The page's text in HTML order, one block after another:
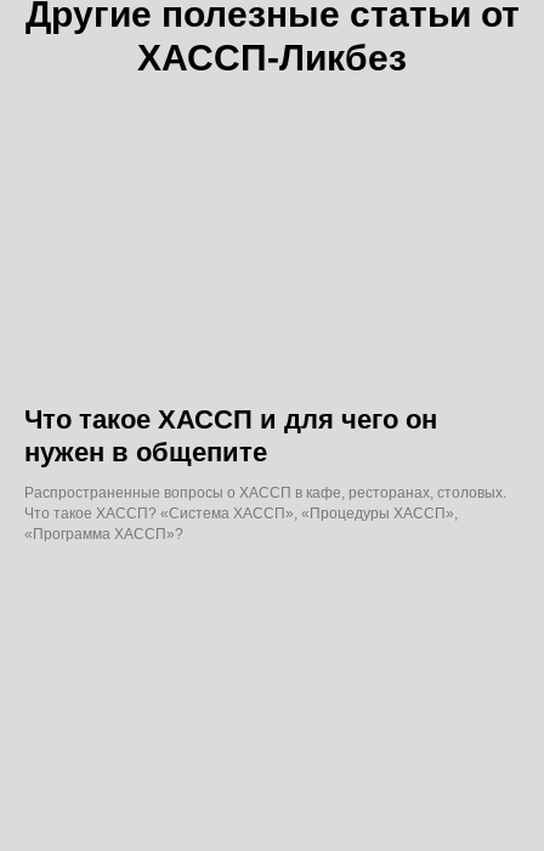
Другие полезные статьи от
ХАССП-Ликбез
Что такое ХАССП и для чего он
нужен в общепите
Распространенные вопросы о ХАССП в кафе, ресторанах, столовых.
Что такое ХАССП? «Система ХАССП», «Процедуры ХАССП»,
«Программа ХАССП»?